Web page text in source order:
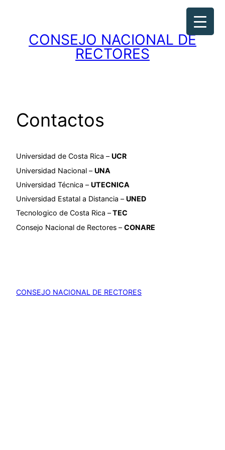
CONSEJO NACIONAL DE
RECTORES
Contactos
Universidad de Costa Rica –UCR
Universidad Nacional –UNA
Universidad Técnica –UTECNICA
Universidad Estatal a Distancia –UNED
Tecnologico de Costa Rica –TEC
Consejo Nacional de Rectores –CONARE
CONSEJO NACIONAL DE RECTORES